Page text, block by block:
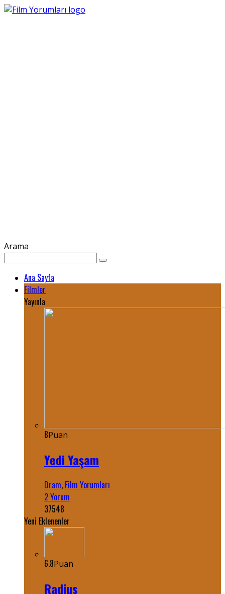
Arama
Ana Sayfa
Filmler
Yayınla
8Puan
Yedi Yaşam
Dram, Film Yorumları
2 Yorum
37548
Yeni Eklenenler
6.8Puan
Radius